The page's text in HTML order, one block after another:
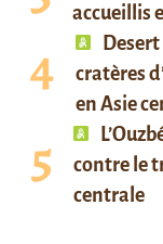
accueillis
cratères
en Asie
contre le
centrale